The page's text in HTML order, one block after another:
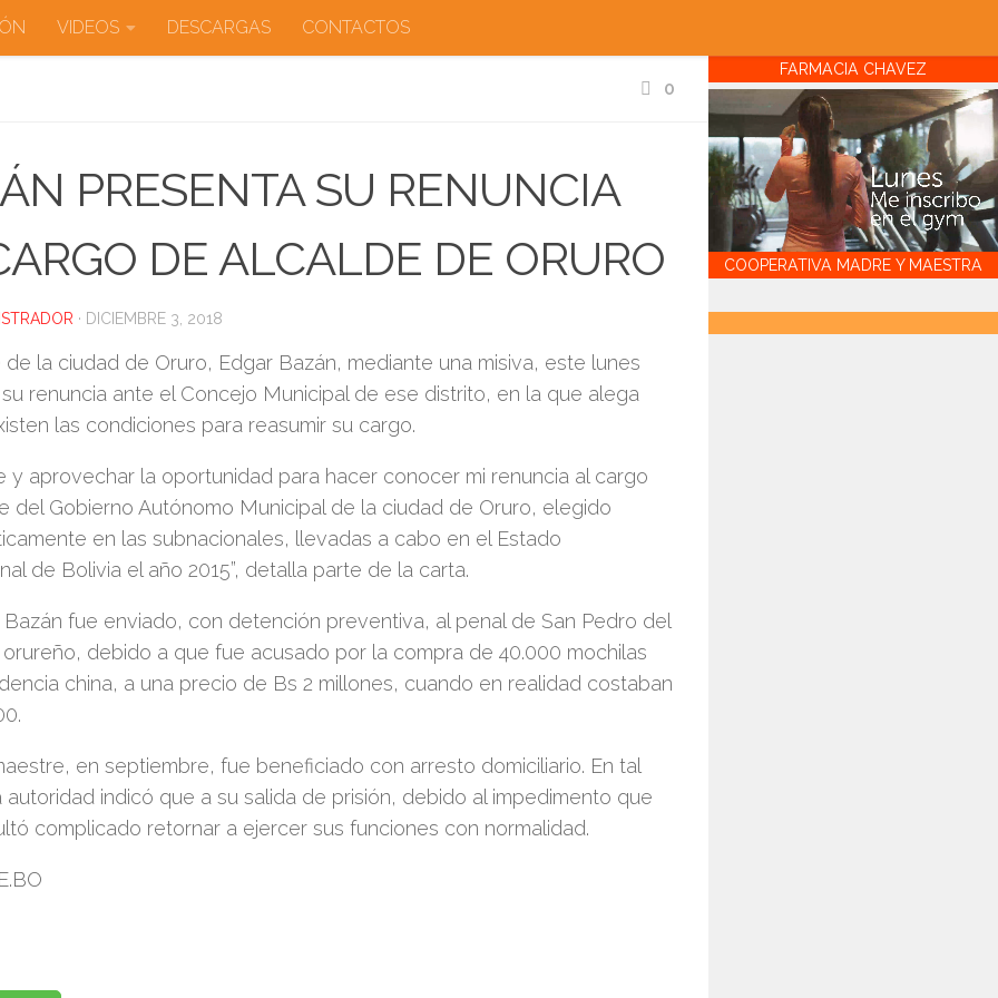
VIDEOS DESCARGAS CONTACTOS
0
PRESENTA SU RENUNCIA
DE ALCALDE DE ORURO
· DICIEMBRE 3, 2018
de la ciudad de Oruro, Edgar Bazán, mediante una misiva, este lunes
renuncia ante el Concejo Municipal de ese distrito, en la que alega
las condiciones para reasumir su cargo.
y aprovechar la oportunidad para hacer conocer mi renuncia al cargo
del Gobierno Autónomo Municipal de la ciudad de Oruro, elegido
en las subnacionales, llevadas a cabo en el Estado
de Bolivia el año 2015”, detalla parte de la carta.
Bazán fue enviado, con detención preventiva, al penal de San Pedro del
orureño, debido a que fue acusado por la compra de 40.000 mochilas
china, a una precio de Bs 2 millones, cuando en realidad costaban
en septiembre, fue beneficiado con arresto domiciliario. En tal
autoridad indicó que a su salida de prisión, debido al impedimento que
complicado retornar a ejercer sus funciones con normalidad.
FARMACIA CHAVEZ
COOPERATIVA MADRE Y MAESTRA